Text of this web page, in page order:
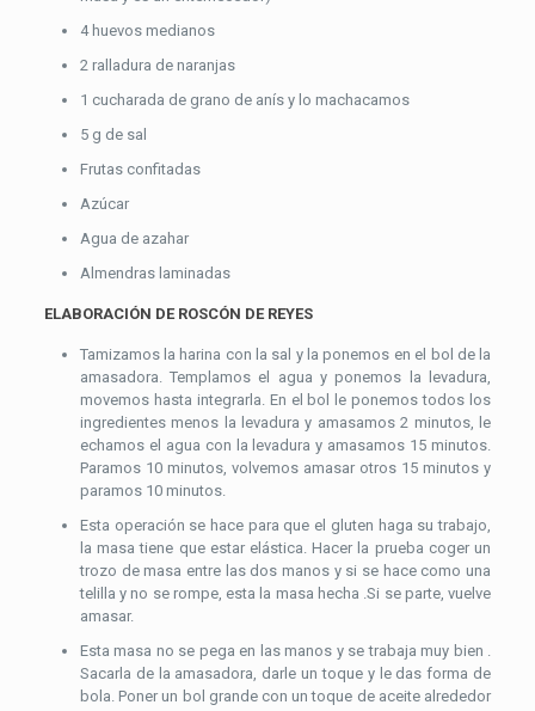
4 huevos medianos
2 ralladura de naranjas
1 cucharada de grano de anís y lo machacamos
5 g de sal
Frutas confitadas
Azúcar
Agua de azahar
Almendras laminadas
ELABORACIÓN DE ROSCÓN DE REYES
Tamizamos la harina con la sal y la ponemos en el bol de la
amasadora. Templamos el agua y ponemos la levadura,
movemos hasta integrarla. En el bol le ponemos todos los
ingredientes menos la levadura y amasamos 2 minutos, le
echamos el agua con la levadura y amasamos 15 minutos.
Paramos 10 minutos, volvemos amasar otros 15 minutos y
paramos 10 minutos.
Esta operación se hace para que el gluten haga su trabajo,
la masa tiene que estar elástica. Hacer la prueba coger un
trozo de masa entre las dos manos y si se hace como una
telilla y no se rompe, esta la masa hecha .Si se parte, vuelve
amasar.
Esta masa no se pega en las manos y se trabaja muy bien .
Sacarla de la amasadora, darle un toque y le das forma de
bola. Poner un bol grande con un toque de aceite alrededor